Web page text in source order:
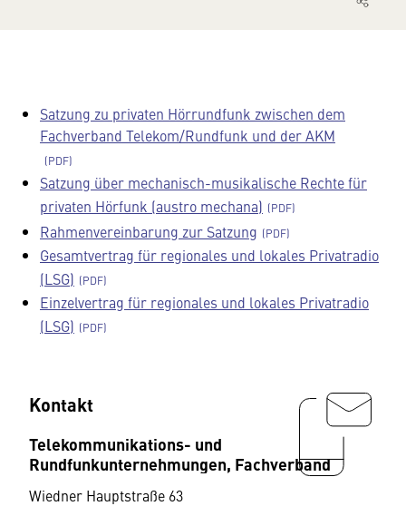
Satzung zu privaten Hörrundfunk zwischen dem
Fachverband Telekom/Rundfunk und der AKM
Satzung über mechanisch-musikalische Rechte für
privaten Hörfunk (austro mechana)
Rahmenvereinbarung zur Satzung
Gesamtvertrag für regionales und lokales Privatradio
(LSG)
Einzelvertrag für regionales und lokales Privatradio
(LSG)
Kontakt
Telekommunikations- und
Rundfunkunternehmungen, Fachverband
Wiedner Hauptstraße 63